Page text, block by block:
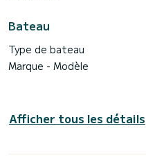
Bateau
Type de bateau
Marque - Modèle
Afficher tous les détails